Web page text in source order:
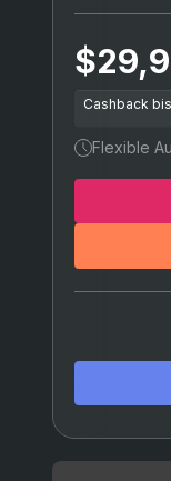
Sova
Phoenix
Sage
Brimstone
Killjoy
Cypher
Viper
Omen
Cashback
Flexible